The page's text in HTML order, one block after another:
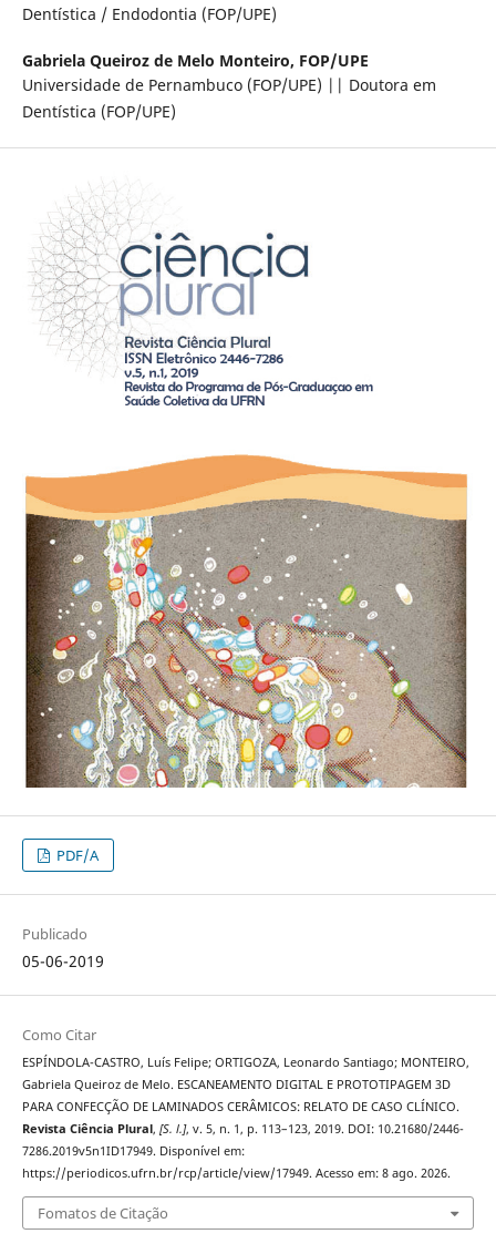
Dentística / Endodontia (FOP/UPE)
Gabriela Queiroz de Melo Monteiro, FOP/UPE
Universidade de Pernambuco (FOP/UPE) || Doutora em
Dentística (FOP/UPE)
PDF/A
Publicado
05-06-2019
Como Citar
ESPÍNDOLA-CASTRO, Luís Felipe; ORTIGOZA, Leonardo Santiago; MONTEIRO,
Gabriela Queiroz de Melo. ESCANEAMENTO DIGITAL E PROTOTIPAGEM 3D
PARA CONFECÇÃO DE LAMINADOS CERÂMICOS: RELATO DE CASO CLÍNICO.
Revista Ciência Plural, [S. l.], v. 5, n. 1, p. 113–123, 2019. DOI: 10.21680/2446-
7286.2019v5n1ID17949. Disponível em:
https://periodicos.ufrn.br/rcp/article/view/17949. Acesso em: 8 ago. 2026.
Fomatos de Citação